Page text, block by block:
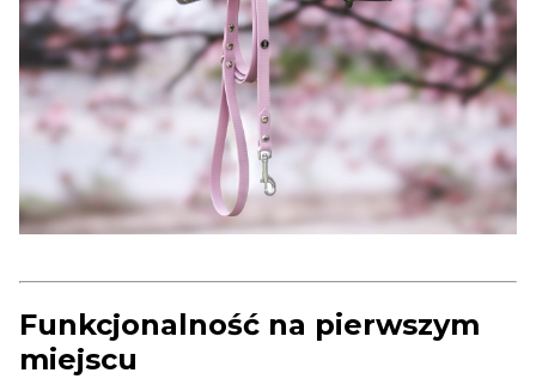
Funkcjonalność na pierwszym
miejscu